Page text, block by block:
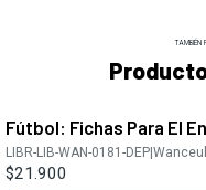
TAMBIÉN
Fútbol: Fichas Para El
LIBR-LIB-WAN-0181-DEP |
$21.900